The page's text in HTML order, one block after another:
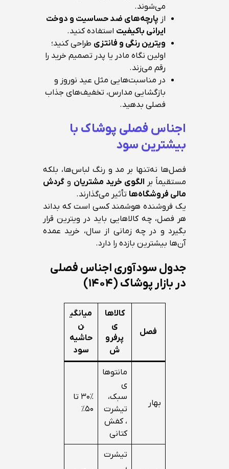
می‌شوند.
از پارچه‌های ضد حساسیت و دوخت
ایرانی باکیفیت استفاده کنید.
ویترین رنگی و فانتزی طراحی کنید؛
اولین نگاه مادر یا پدر تصمیم خرید را
رقم می‌زند.
در مناسبت‌هایی مثل عید نوروز و
بازگشایی مدارس، تخفیف‌های جذاب
فصلی بدهید.
اجناس فصلی پوشاک با
بیشترین سود
فصل‌ها نه‌تنها بر مد و رنگ لباس‌ها، بلکه
مستقیماً بر الگوی خرید مشتریان و گردش
مالی فروشگاه‌ها تأثیر می‌گذارند.
یک فروشنده هوشمند کسی است که بداند
هر فصل، چه کالاهایی باید در ویترین قرار
بگیرد و در چه زمانی از سال، خرید عمده
آن‌ها بیشترین بازده را دارد.
جدول سودآوری اجناس فصلی
در بازار پوشاک (۱۴۰۴)
فصل
کالاها
ی
پرفرو
ش
میانگی
ن
حاشیه
سود
بهار
مانتوها
ی
سبک،
تیشرت
، کفش
کتانی
۳۰٪ تا
۵۰٪
تیشرت